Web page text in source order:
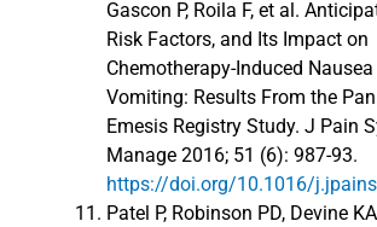
Gascon P, Roila F, et al.
Risk Factors, and Its Impact on
Chemotherapy-Induced
Vomiting: Results From the
Emesis Registry Study. J Pain
Manage 2016; 51 (6): 987-93.
https://doi.org/10.1016/
Patel P, Robinson PD, Devine